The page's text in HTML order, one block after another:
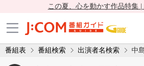
この夏、心を動かす作品特集 |
番組表 番組検索 出演者名検索 中